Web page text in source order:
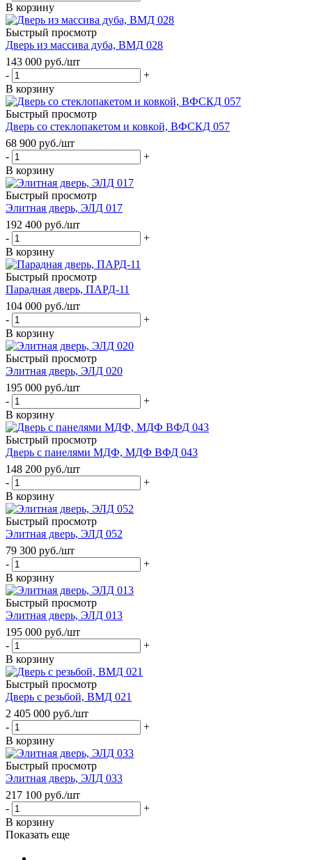
В корзину
Быстрый просмотр
Дверь из массива дуба, ВМД 028
143 000 руб./шт
-
+
В корзину
Быстрый просмотр
Дверь со стеклопакетом и ковкой, ВФСКД 057
68 900 руб./шт
-
+
В корзину
Быстрый просмотр
Элитная дверь, ЭЛД 017
192 400 руб./шт
-
+
В корзину
Быстрый просмотр
Парадная дверь, ПАРД-11
104 000 руб./шт
-
+
В корзину
Быстрый просмотр
Элитная дверь, ЭЛД 020
195 000 руб./шт
-
+
В корзину
Быстрый просмотр
Дверь с панелями МДФ, МДФ ВФД 043
148 200 руб./шт
-
+
В корзину
Быстрый просмотр
Элитная дверь, ЭЛД 052
79 300 руб./шт
-
+
В корзину
Быстрый просмотр
Элитная дверь, ЭЛД 013
195 000 руб./шт
-
+
В корзину
Быстрый просмотр
Дверь с резьбой, ВМД 021
2 405 000 руб./шт
-
+
В корзину
Быстрый просмотр
Элитная дверь, ЭЛД 033
217 100 руб./шт
-
+
В корзину
Показать еще